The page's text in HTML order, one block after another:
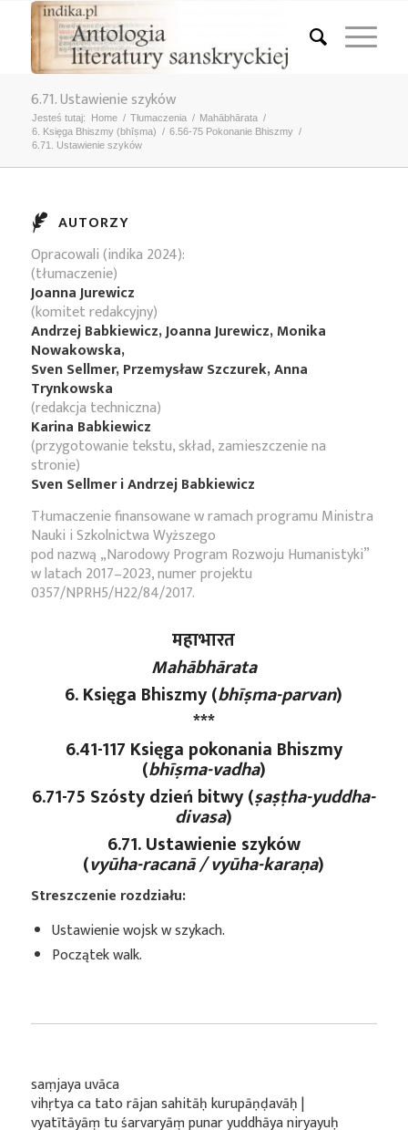
6.71. Ustawienie szyków
Jesteś tutaj: Home / Tłumaczenia / Mahābhārata /
6. Księga Bhiszmy (bhīṣma) / 6.56-75 Pokonanie Bhiszmy /
6.71. Ustawienie szyków
AUTORZY
Opracowali (indika 2024):
(tłumaczenie)
Joanna Jurewicz
(komitet redakcyjny)
Andrzej Babkiewicz, Joanna Jurewicz, Monika
Nowakowska,
Sven Sellmer, Przemysław Szczurek, Anna
Trynkowska
(redakcja techniczna)
Karina Babkiewicz
(przygotowanie tekstu, skład, zamieszczenie na
stronie)
Sven Sellmer i Andrzej Babkiewicz
Tłumaczenie finansowane w ramach programu Ministra
Nauki i Szkolnictwa Wyższego
pod nazwą „Narodowy Program Rozwoju Humanistyki”
w latach 2017–2023, numer projektu
0357/NPRH5/H22/84/2017.
महाभारत
Mahābhārata
6. Księga Bhiszmy (bhīṣma-parvan)
***
6.41-117 Księga pokonania Bhiszmy
(bhīṣma-vadha)
6.71-75 Szósty dzień bitwy (ṣaṣṭha-yuddha-
divasa)
6.71. Ustawienie szyków
(vyūha-racanā / vyūha-karaṇa)
Streszczenie rozdziału:
Ustawienie wojsk w szykach.
Początek walk.
saṃjaya uvāca
vihṛtya ca tato rājan sahitāḥ kurupāṇḍavāḥ |
vyatītāyāṃ tu śarvaryāṃ punar yuddhāya niryayuḥ